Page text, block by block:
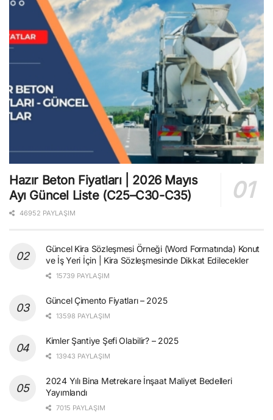
Hazır Beton Fiyatları | 2026 Mayıs
Ayı Güncel Liste (C25–C30-C35)
46952 PAYLAŞIM
Güncel Kira Sözleşmesi Örneği (Word Formatında) Konut
ve İş Yeri İçin | Kira Sözleşmesinde Dikkat Edilecekler
15739 PAYLAŞIM
Güncel Çimento Fiyatları – 2025
13598 PAYLAŞIM
Kimler Şantiye Şefi Olabilir? – 2025
13943 PAYLAŞIM
2024 Yılı Bina Metrekare İnşaat Maliyet Bedelleri
Yayımlandı
7015 PAYLAŞIM